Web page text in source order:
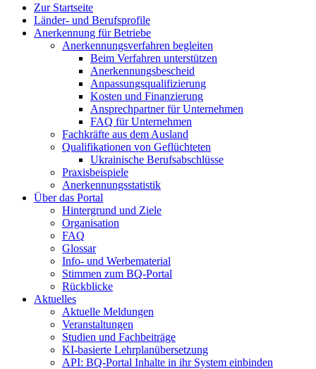
Zur Startseite
Länder- und Berufsprofile
Anerkennung für Betriebe
Anerkennungsverfahren begleiten
Beim Verfahren unterstützen
Anerkennungsbescheid
Anpassungsqualifizierung
Kosten und Finanzierung
Ansprechpartner für Unternehmen
FAQ für Unternehmen
Fachkräfte aus dem Ausland
Qualifikationen von Geflüchteten
Ukrainische Berufsabschlüsse
Praxisbeispiele
Anerkennungsstatistik
Über das Portal
Hintergrund und Ziele
Organisation
FAQ
Glossar
Info- und Werbematerial
Stimmen zum BQ-Portal
Rückblicke
Aktuelles
Aktuelle Meldungen
Veranstaltungen
Studien und Fachbeiträge
KI-basierte Lehrplanübersetzung
API: BQ-Portal Inhalte in ihr System einbinden